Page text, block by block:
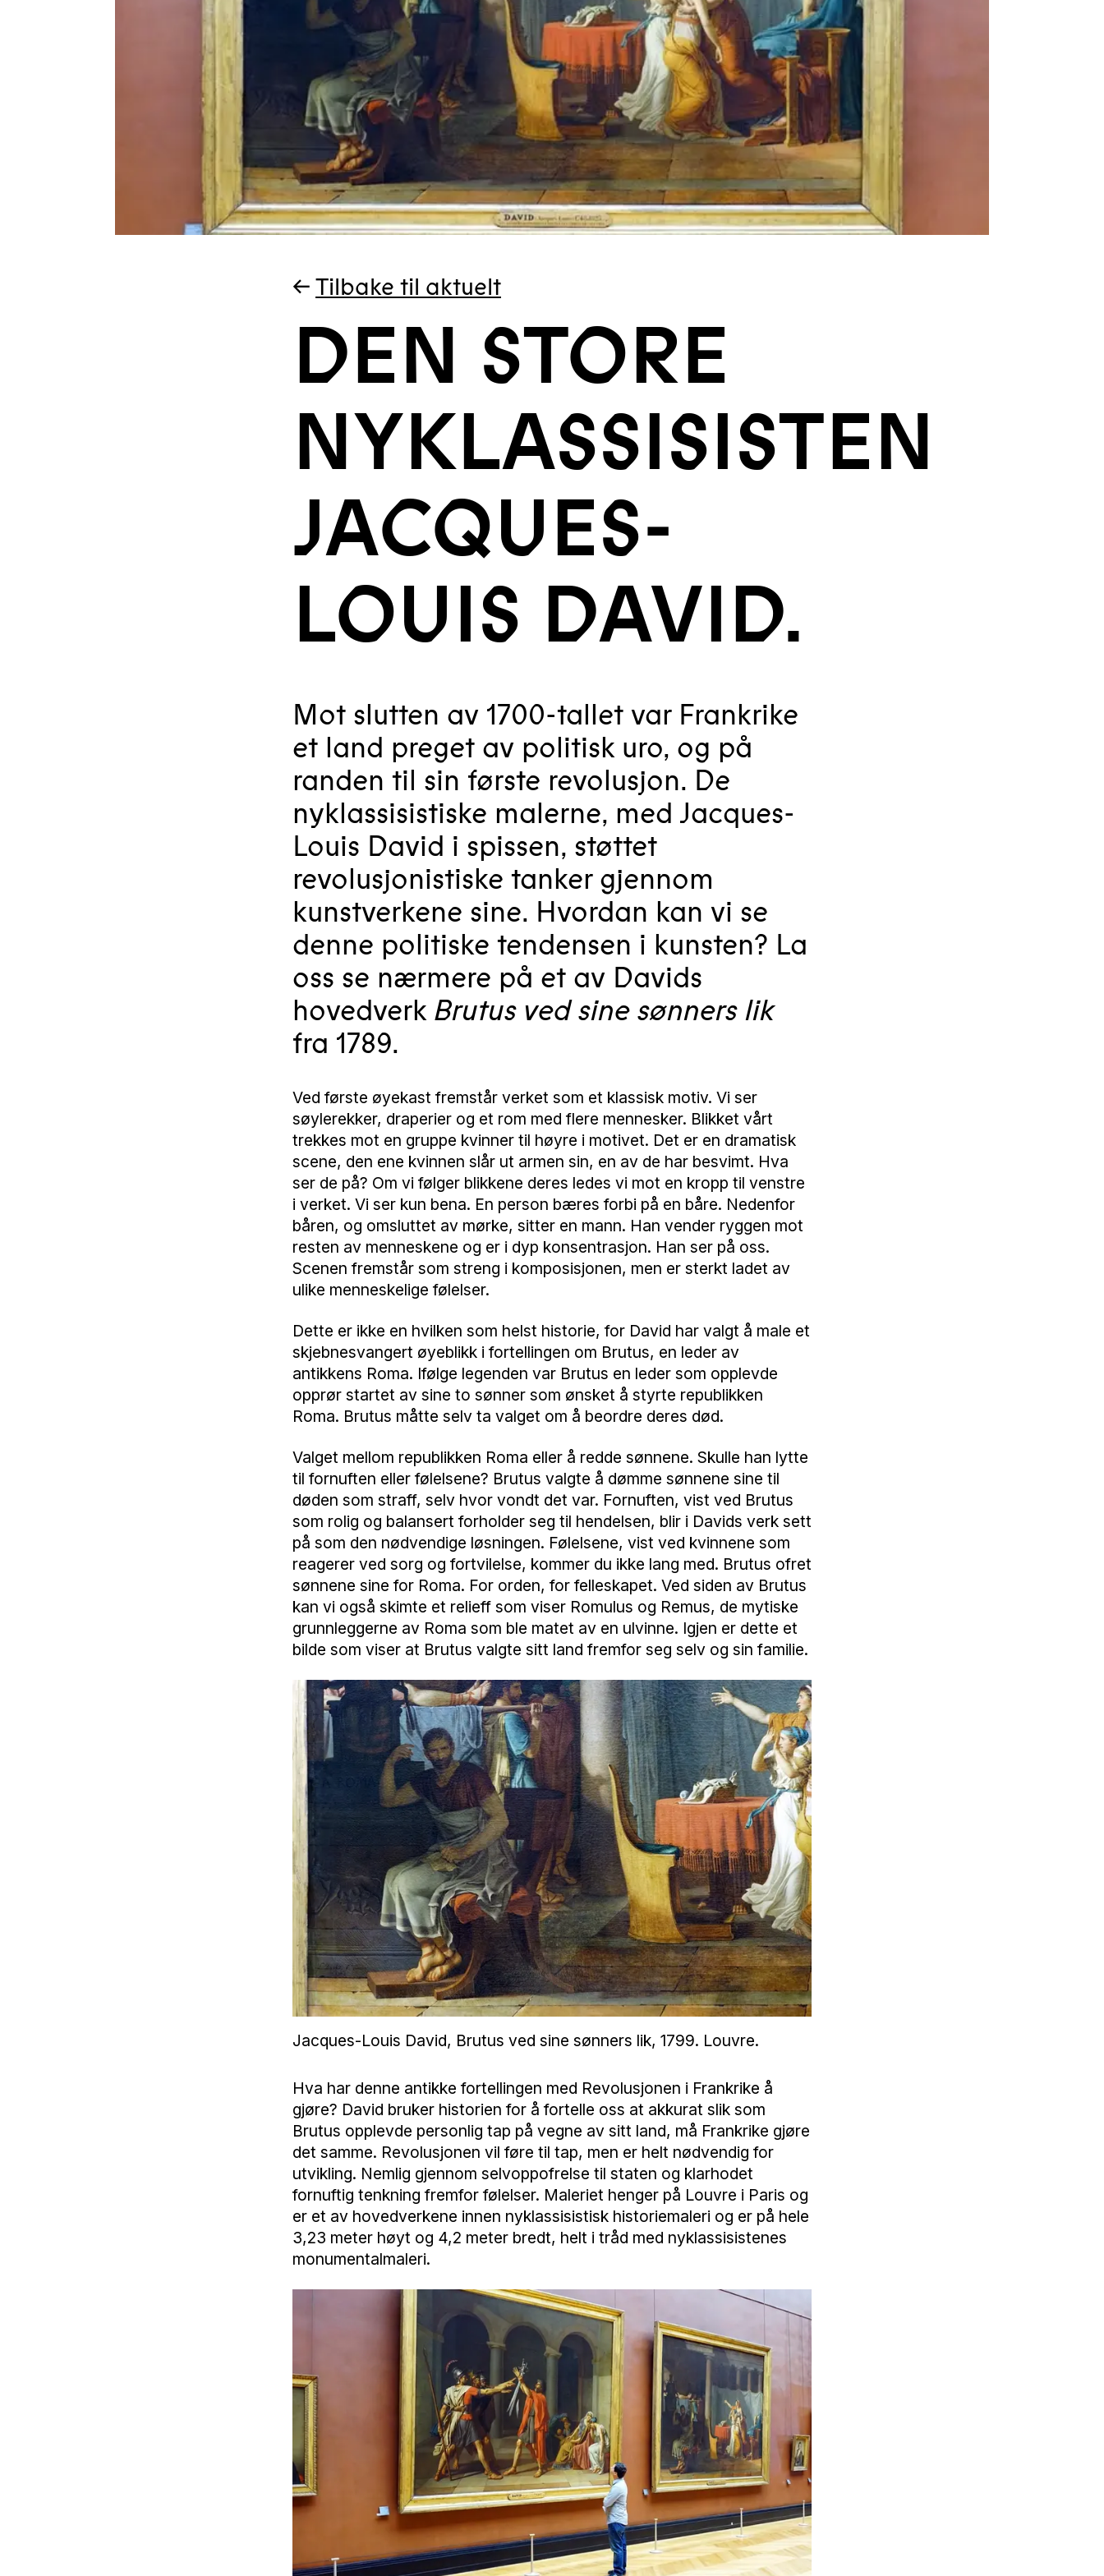
←Tilbake til aktuelt
DEN STORE
NYKLASSISISTEN
JACQUES-
LOUIS DAVID.
Mot slutten av 1700-tallet var Frankrike
et land preget av politisk uro, og på
randen til sin første revolusjon. De
nyklassisistiske malerne, med Jacques-
Louis David i spissen, støttet
revolusjonistiske tanker gjennom
kunstverkene sine. Hvordan kan vi se
denne politiske tendensen i kunsten? La
oss se nærmere på et av Davids
hovedverkBrutus ved sine sønners lik
fra 1789.
Ved første øyekast fremstår verket som et klassisk motiv. Vi ser
søylerekker, draperier og et rom med flere mennesker. Blikket vårt
trekkes mot en gruppe kvinner til høyre i motivet. Det er en dramatisk
scene, den ene kvinnen slår ut armen sin, en av de har besvimt. Hva
ser de på? Om vi følger blikkene deres ledes vi mot en kropp til venstre
i verket. Vi ser kun bena. En person bæres forbi på en båre. Nedenfor
båren, og omsluttet av mørke, sitter en mann. Han vender ryggen mot
resten av menneskene og er i dyp konsentrasjon. Han ser på oss.
Scenen fremstår som streng i komposisjonen, men er sterkt ladet av
ulike menneskelige følelser.
Dette er ikke en hvilken som helst historie, for David har valgt å male et
skjebnesvangert øyeblikk i fortellingen om Brutus, en leder av
antikkens Roma. Ifølge legenden var Brutus en leder som opplevde
opprør startet av sine to sønner som ønsket å styrte republikken
Roma. Brutus måtte selv ta valget om å beordre deres død.
Valget mellom republikken Roma eller å redde sønnene. Skulle han lytte
til fornuften eller følelsene? Brutus valgte å dømme sønnene sine til
døden som straff, selv hvor vondt det var. Fornuften, vist ved Brutus
som rolig og balansert forholder seg til hendelsen, blir i Davids verk sett
på som den nødvendige løsningen. Følelsene, vist ved kvinnene som
reagerer ved sorg og fortvilelse, kommer du ikke lang med. Brutus ofret
sønnene sine for Roma. For orden, for felleskapet. Ved siden av Brutus
kan vi også skimte et relieff som viser Romulus og Remus, de mytiske
grunnleggerne av Roma som ble matet av en ulvinne. Igjen er dette et
bilde som viser at Brutus valgte sitt land fremfor seg selv og sin familie.
Jacques-Louis David, Brutus ved sine sønners lik, 1799. Louvre.
Hva har denne antikke fortellingen med Revolusjonen i Frankrike å
gjøre? David bruker historien for å fortelle oss at akkurat slik som
Brutus opplevde personlig tap på vegne av sitt land, må Frankrike gjøre
det samme. Revolusjonen vil føre til tap, men er helt nødvendig for
utvikling. Nemlig gjennom selvoppofrelse til staten og klarhodet
fornuftig tenkning fremfor følelser. Maleriet henger på Louvre i Paris og
er et av hovedverkene innen nyklassisistisk historiemaleri og er på hele
3,23 meter høyt og 4,2 meter bredt, helt i tråd med nyklassisistenes
monumentalmaleri.